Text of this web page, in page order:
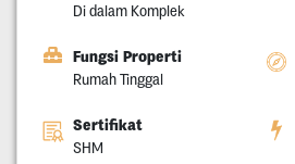
Di dalam Komplek
Fungsi Properti
Rumah Tinggal
Sertifikat
SHM